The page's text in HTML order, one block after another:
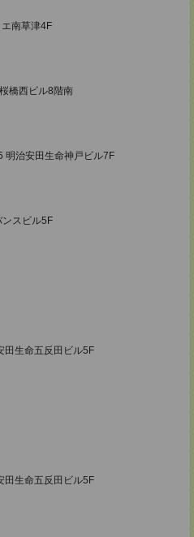
南草津4F
橋西ビル8階南
明治安田生命神戸ビル7F
スビル5F
田生命五反田ビル5F
田生命五反田ビル5F